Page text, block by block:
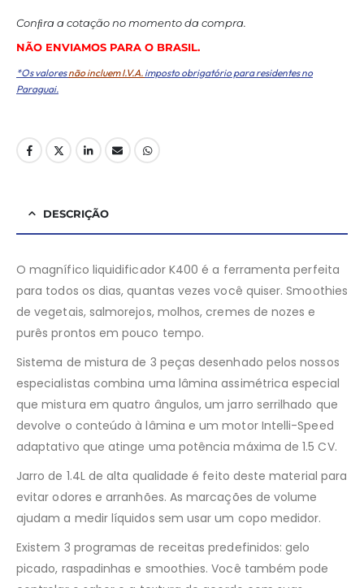
Conﬁra a cotação no momento da compra.
NÃO ENVIAMOS PARA O BRASIL.
*Os valoresnão incluem I.V.A. imposto obrigatório para residentes no
Paraguai.
DESCRIÇÃO
O magnífico liquidificador K400 é a ferramenta perfeita
para todos os dias, quantas vezes você quiser. Smoothies
de vegetais, salmorejos, molhos, cremes de nozes e
purês prontos em pouco tempo.
Sistema de mistura de 3 peças desenhado pelos nossos
especialistas combina uma lâmina assimétrica especial
que mistura em quatro ângulos, um jarro serrilhado que
devolve o conteúdo à lâmina e um motor Intelli-Speed ​​
adaptativo que atinge uma potência máxima de 1.5 CV.
Jarro de 1.4L de alta qualidade é feito deste material para
evitar odores e arranhões. As marcações de volume
ajudam a medir líquidos sem usar um copo medidor.
Existem 3 programas de receitas predefinidos: gelo
picado, raspadinhas e smoothies. Você também pode